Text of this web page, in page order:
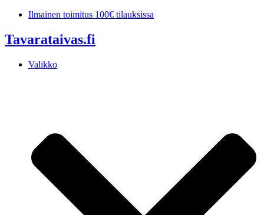
Mene
Ilmainen toimitus 100€ tilauksissa
Tavarataivas.fi
Valikko